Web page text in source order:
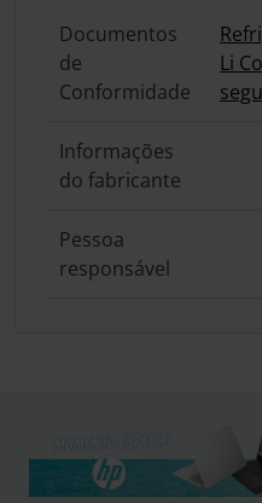
Documentos
de
Conformidade
Li
Informações
do fabricante
Pessoa
responsável